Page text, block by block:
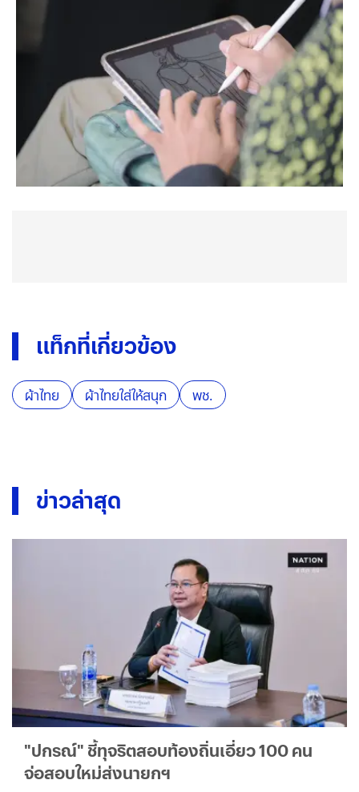
แท็กที่เกี่ยวข้อง
ผ้าไทย ผ้าไทยใส่ให้สนุก พช.
ข่าวล่าสุด
"ปกรณ์" ชี้ทุจริตสอบท้องถิ่นเอี่ยว 100 คน
จ่อสอบใหม่ส่งนายกฯ